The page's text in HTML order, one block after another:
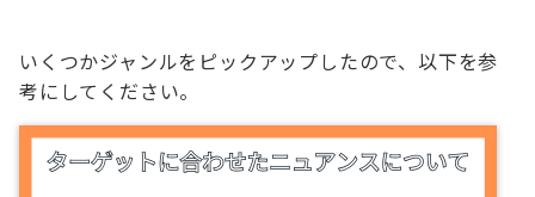
いくつかジャンルをピックアップしたので、以下を参
考にしてください。